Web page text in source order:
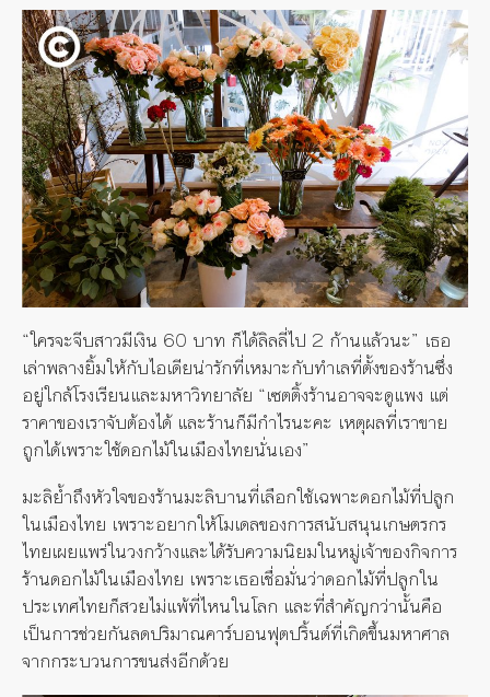
“ใครจะจีบสาวมีเงิน 60 บาท ก็ได้ลิลลี่ไป 2 ก้านแล้วนะ” เธอ
เล่าพลางยิ้มให้กับไอเดียน่ารักที่เหมาะกับทำเลที่ตั้งของร้านซึ่ง
อยู่ใกล้โรงเรียนและมหาวิทยาลัย “เซตติ้งร้านอาจจะดูแพง แต่
ราคาของเราจับต้องได้ และร้านก็มีกำไรนะคะ เหตุผลที่เราขาย
ถูกได้เพราะใช้ดอกไม้ในเมืองไทยนั่นเอง”
มะลิย้ำถึงหัวใจของร้านมะลิบานที่เลือกใช้เฉพาะดอกไม้ที่ปลูก
ในเมืองไทย เพราะอยากให้โมเดลของการสนับสนุนเกษตรกร
ไทยเผยแพร่ในวงกว้างและได้รับความนิยมในหมู่เจ้าของกิจการ
ร้านดอกไม้ในเมืองไทย เพราะเธอเชื่อมั่นว่าดอกไม้ที่ปลูกใน
ประเทศไทยก็สวยไม่แพ้ที่ไหนในโลก และที่สำคัญกว่านั้นคือ
เป็นการช่วยกันลดปริมาณคาร์บอนฟุตปริ้นต์ที่เกิดขึ้นมหาศาล
จากกระบวนการขนส่งอีกด้วย